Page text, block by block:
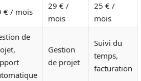
€ / mois
29 € /
mois
25 € /
mois
de
Gestion
de projet
Suivi du
temps,
facturation